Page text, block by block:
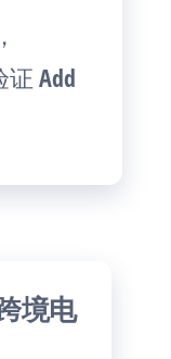
证 Add
境电